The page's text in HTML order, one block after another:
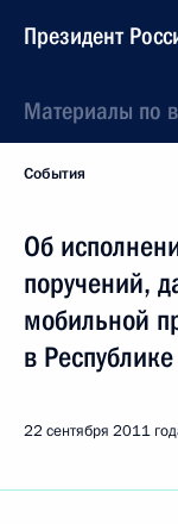
Президент
Материалы по
События
Об
поручений,
мобильной
в
22 сентября 2011